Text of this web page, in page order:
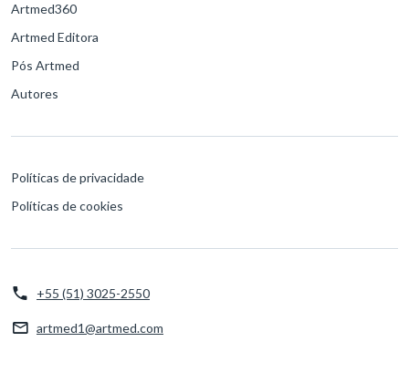
Artmed360
Artmed Editora
Pós Artmed
Autores
Políticas de privacidade
Políticas de cookies
+55 (51) 3025-2550
artmed1@artmed.com